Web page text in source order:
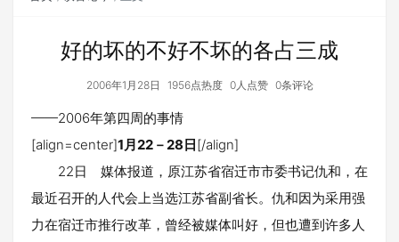
好的坏的不好不坏的各占三成
2006年1月28日 1956点热度 0人点赞 0条评论
——2006年第四周的事情
[align=center]1月22－28日[/align]
22日 媒体报道，原江苏省宿迁市市委书记仇和，在
最近召开的人代会上当选江苏省副省长。仇和因为采用强
力在宿迁市推行改革，曾经被媒体叫好，但也遭到许多人